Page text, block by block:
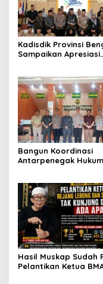
Kadisdik Provinsi
Sampaikan Apresiasi
Kepahiang Bagikan
Sepatu Dan Baju
Bangun Koordinasi
Antarpenegak
Hasil Muskap Sudah
Pelantikan Ketua